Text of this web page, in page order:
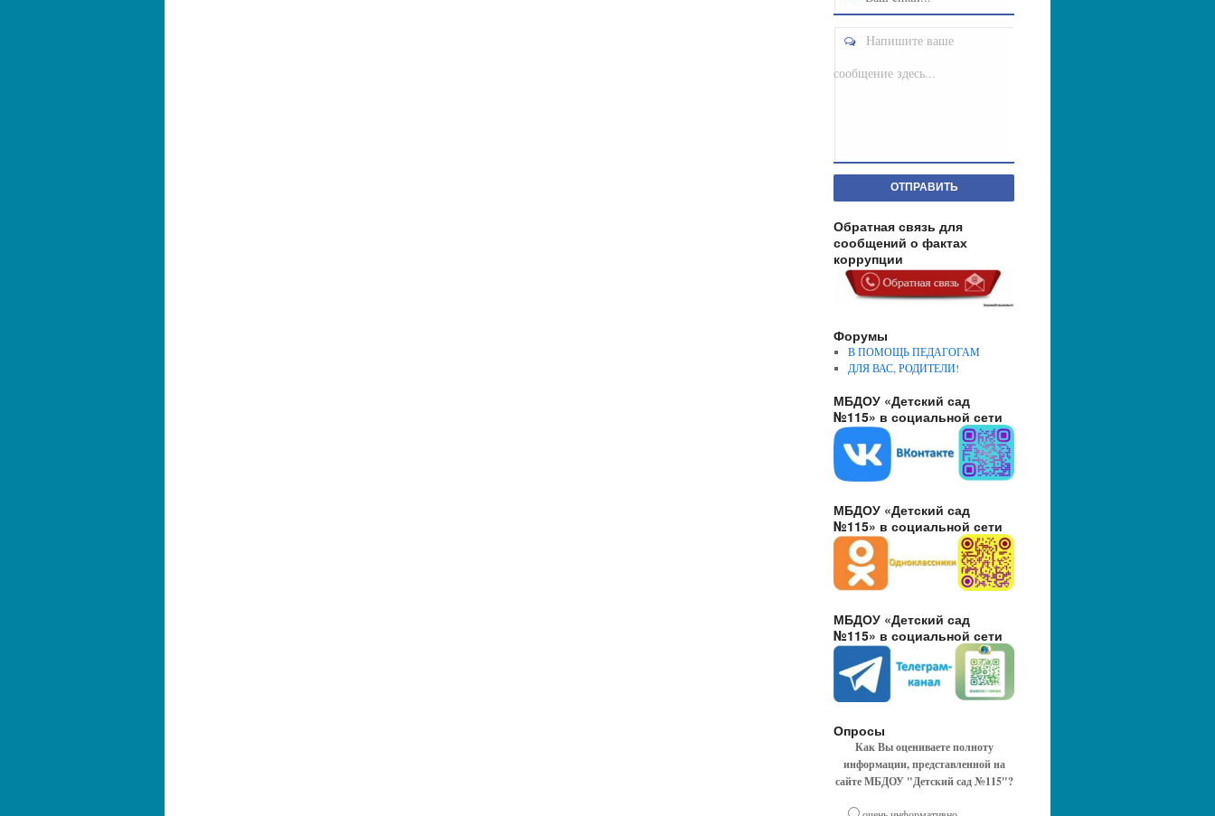
Напишите ваше
сообщение здесь...
ОТПРАВИТЬ
Обратная связь для
сообщений о фактах
коррупции
Форумы
В ПОМОЩЬ ПЕДАГОГАМ
ДЛЯ ВАС, РОДИТЕЛИ!
МБДОУ «Детский сад
№115» в социальной сети
МБДОУ «Детский сад
№115» в социальной сети
МБДОУ «Детский сад
№115» в социальной сети
Опросы
Как Вы оцениваете полноту
информации, представленной на
сайте МБДОУ "Детский сад №115"?